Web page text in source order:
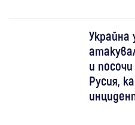
Украйна
и
Русия,